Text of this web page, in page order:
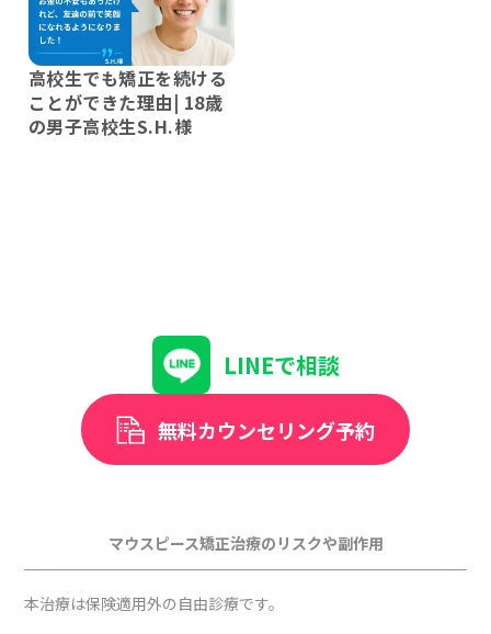
高校生でも矯正を続ける
ことができた理由| 18歳
の男子高校生S.H.様
LINEで相談
無料カウンセリング予約
マウスピース矯正治療のリスクや副作用
本治療は保険適用外の自由診療です。